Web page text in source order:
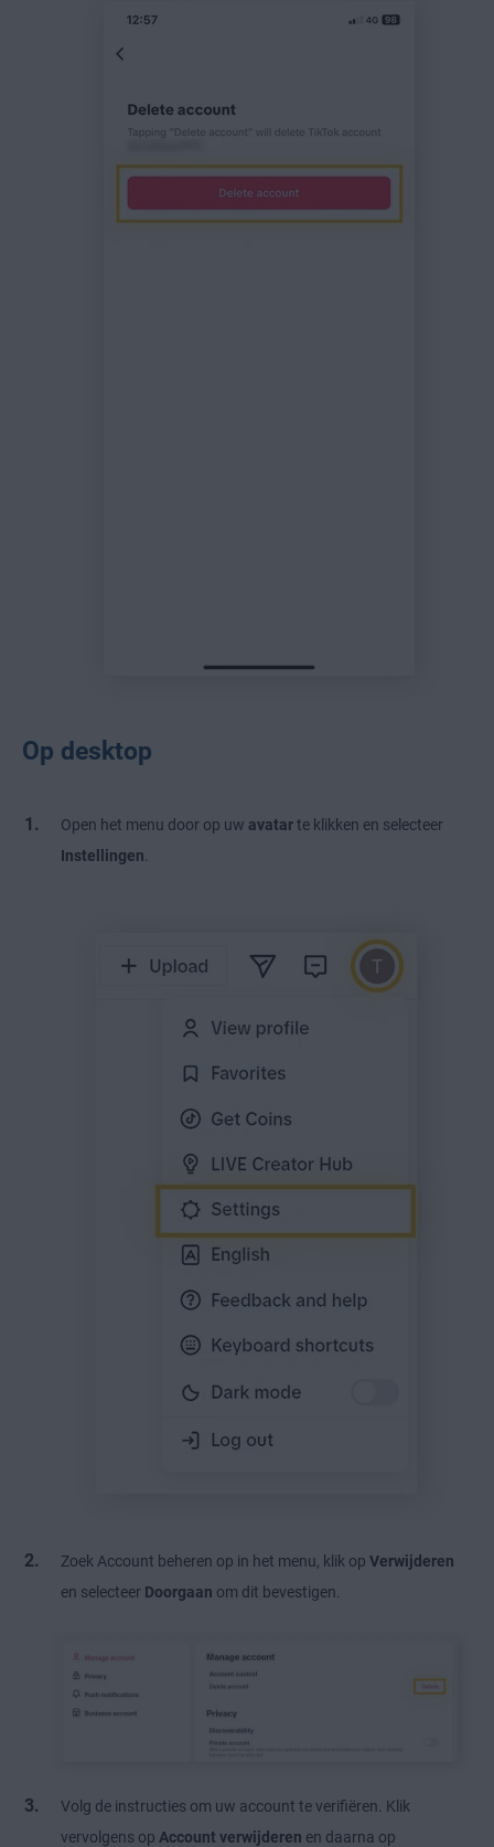
Op desktop
Open het menu door op uw avatarte klikken en selecteer
Instellingen
Zoek Account beheren op in het menu, klik op Verwijderen
en selecteer Doorgaan om dit bevestigen.
Volg de instructies om uw account te verifiëren. Klik
vervolgens op Account verwijderen en daarna op